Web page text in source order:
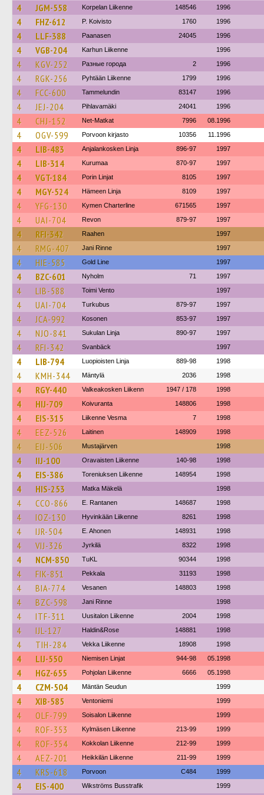
4 JGM-558 Korpelan Liikenne 148546 1996
4 FHZ-612 P. Koivisto 1760 1996
4 LLF-388 Paanasen 24045 1996
4 VGB-204 Karhun Liikenne 1996
4 KGV-252 Разные города 2 1996
4 RGK-256 Pyhtään Liikenne 1799 1996
4 FCC-600 Tammelundin 83147 1996
4 JEJ-204 Pihlavamäki 24041 1996
4 CHJ-152 Net-Matkat 7996 08.1996
4 OGV-599 Porvoon kirjasto 10356 11.1996
4 LIB-483 Anjalankosken Linja 896-97 1997
4 LIB-314 Kurumaa 870-97 1997
4 VGT-184 Porin Linjat 8105 1997
4 MGY-524 Hämeen Linja 8109 1997
4 YFG-130 Kymen Charterline 671565 1997
4 UAI-704 Revon 879-97 1997
4 RFI-342 Raahen 1997
4 RMG-407 Jani Rinne 1997
4 HIE-585 Gold Line 1997
4 BZC-601 Nyholm 71 1997
4 LIB-588 Toimi Vento 1997
4 UAI-704 Turkubus 879-97 1997
4 JCA-992 Kosonen 853-97 1997
4 NJO-841 Sukulan Linja 890-97 1997
4 RFI-342 Svanbäck 1997
4 LIB-794 Luopioisten Linja 889-98 1998
4 KMH-344 Mäntylä 2036 1998
4 RGY-440 Valkeakosken Liikenn 1947 / 178 1998
4 HIJ-709 Koivuranta 148806 1998
4 EIS-315 Liikenne Vesma 7 1998
4 EEZ-526 Laitinen 148909 1998
4 EIJ-506 Mustajärven 1998
4 IIJ-100 Oravaisten Liikenne 140-98 1998
4 EIS-386 Toreniuksen Liikenne 148954 1998
4 HIS-253 Matka Mäkelä 1998
4 CCO-866 E. Rantanen 148687 1998
4 IOZ-130 Hyvinkään Liikenne 8261 1998
4 IJR-504 E. Ahonen 148931 1998
4 VIJ-326 Jyrkilä 8322 1998
4 NCM-850 TuKL 90344 1998
4 FIK-851 Pekkala 31193 1998
4 BIA-774 Vesanen 148803 1998
4 BZC-598 Jani Rinne 1998
4 ITF-311 Uusitalon Liikenne 2004 1998
4 IJL-127 Haldin&Rose 148881 1998
4 TIH-284 Vekka Liikenne 18908 1998
4 LIJ-550 Niemisen Linjat 944-98 05.1998
4 HGZ-655 Pohjolan Liikenne 6666 05.1998
4 CZM-504 Mäntän Seudun 1999
4 XIB-585 Ventoniemi 1999
4 OLF-799 Soisalon Liikenne 1999
4 ROF-353 Kylmäsen Liikenne 213-99 1999
4 ROF-354 Kokkolan Liikenne 212-99 1999
4 AEZ-201 Heikkilän Liikenne 211-99 1999
4 KRS-618 Porvoon C484 1999
4 EIS-400 Wikströms Busstrafik 1999